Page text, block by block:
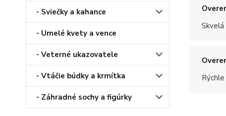
- Sviečky a kahance
- Umelé kvety a vence
- Veterné ukazovatele
- Vtáčie búdky a krmítka
- Záhradné sochy a figúrky
Skvelá